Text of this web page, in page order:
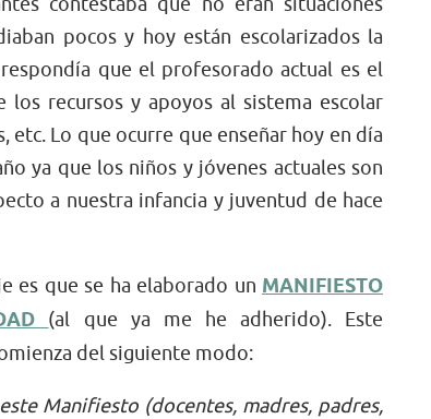
pocos y hoy están escolarizados la
que el profesorado actual es el
recursos y apoyos al sistema escolar
etc. Lo que ocurre que enseñar hoy en día
ya que los niños y jóvenes actuales son
a nuestra infancia y juventud de hace
es que se ha elaborado un MANIFIESTO
(al que ya me he adherido). Este
del siguiente modo:
Manifiesto (docentes, madres, padres,